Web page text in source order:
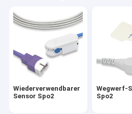
Fötale Monitorsonde
Medizinische Veterinärzusätze
Holter Recorder ECG
Medizinischer Sensor O2
Wiederverwendbarer
Sensor Spo2
Wegwerf-
Spo2